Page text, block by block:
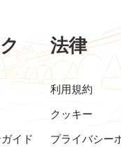
イド
法律
利用規約
クッキー
プライバシー